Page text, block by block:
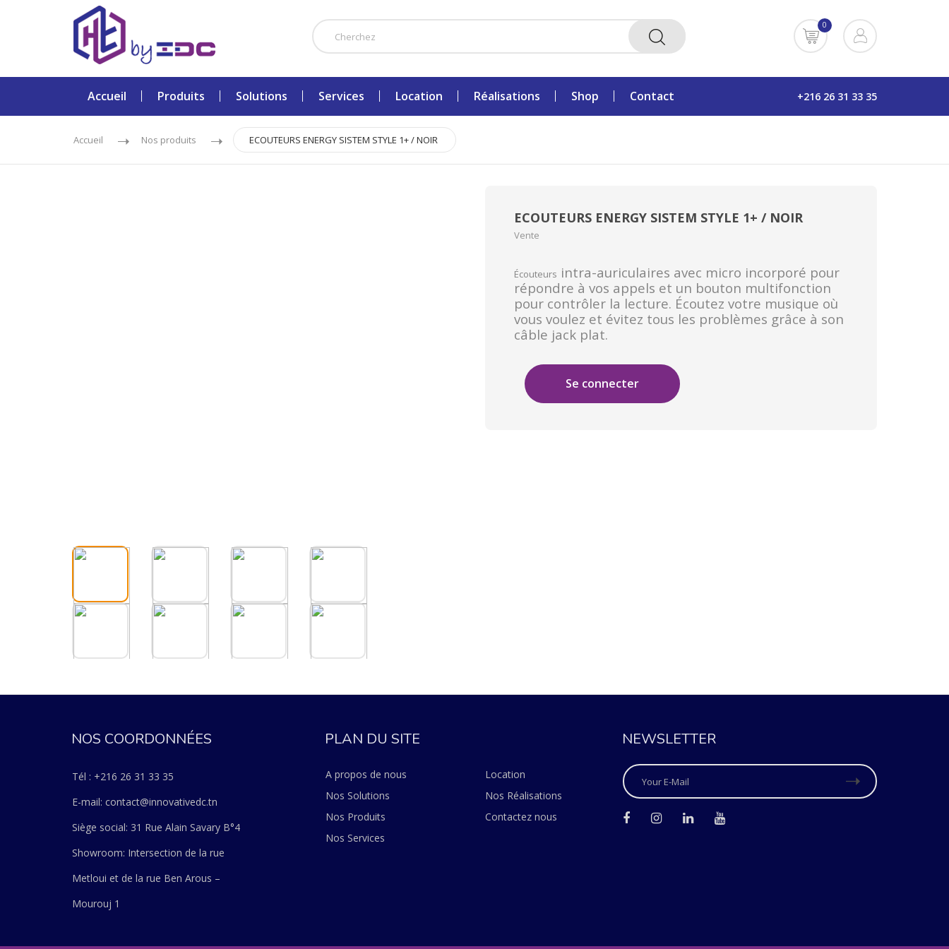
0
Accueil Produits Solutions Services Location Réalisations Shop Contact +216 26 31 33 35
Accueil Nos produits ECOUTEURS ENERGY SISTEM STYLE 1+ / NOIR
ECOUTEURS ENERGY SISTEM STYLE 1+ / NOIR
Vente
Écouteurs intra-auriculaires avec micro incorporé pour
répondre à vos appels et un bouton multifonction
pour contrôler la lecture. Écoutez votre musique où
vous voulez et évitez tous les problèmes grâce à son
câble jack plat.
Se connecter
NOS COORDONNÉES
Tél : +216 26 31 33 35
E-mail: contact@innovativedc.tn
Siège social: 31 Rue Alain Savary B°4
Showroom: Intersection de la rue
Metloui et de la rue Ben Arous –
Mourouj 1
PLAN DU SITE
A propos de nous
Nos Solutions
Nos Produits
Nos Services
Location
Nos Réalisations
Contactez nous
NEWSLETTER